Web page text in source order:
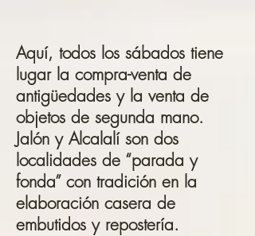
Aquí, todos los sábados tiene
lugar la compra-venta de
antigüedades y la venta de
objetos de segunda mano.
Jalón y Alcalalí son dos
localidades de “parada y
fonda” con tradición en la
elaboración casera de
embutidos y repostería.